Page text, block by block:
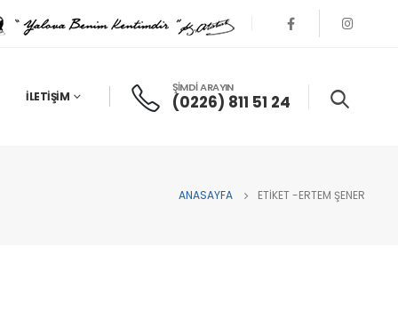
İLETIŞIM
ŞİMDİ ARAYIN
(0226) 811 51 24
ANASAYFA ETIKET -ERTEM ŞENER